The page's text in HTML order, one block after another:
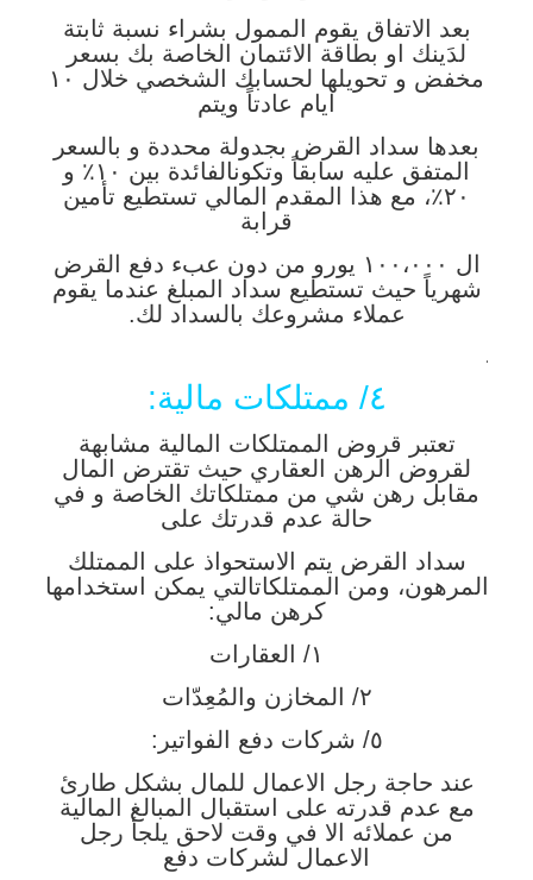
بعد الاتفاق يقوم الممول بشراء نسبة ثابتة
لدَينك او بطاقة الائتمان الخاصة بك بسعر
مخفض و تحويلها لحسابك الشخصي خلال ١٠
ايام عادتاً ويتم
بعدها سداد القرض بجدولة محددة و بالسعر
المتفق عليه سابقاً وتكونالفائدة بين ١٠٪‏ و
٢٠٪‏، مع هذا المقدم المالي تستطيع تأمين
قرابة
ال ١٠٠،٠٠٠ يورو من دون عبء دفع القرض
شهرياً حيث تستطيع سداد المبلغ عندما يقوم
عملاء مشروعك بالسداد لك.
.
٤/ ممتلكات مالية:
تعتبر قروض الممتلكات المالية مشابهة
لقروض الرهن العقاري حيث تقترض المال
مقابل رهن شي من ممتلكاتك الخاصة و في
حالة عدم قدرتك على
سداد القرض يتم الاستحواذ على الممتلك
المرهون، ومن الممتلكاتالتي يمكن استخدامها
كرهن مالي:
١/ العقارات
٢/ المخازن والمُعِدّات
٥/ شركات دفع الفواتير:
عند حاجة رجل الاعمال للمال بشكل طارئ
مع عدم قدرته على استقبال المبالغ المالية
من عملائه الا في وقت لاحق يلجأ رجل
الاعمال لشركات دفع